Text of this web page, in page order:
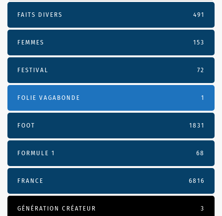
FAITS DIVERS 491
FEMMES 153
FESTIVAL 72
FOLIE VAGABONDE 1
FOOT 1831
FORMULE 1 68
FRANCE 6816
GÉNÉRATION CRÉATEUR 3